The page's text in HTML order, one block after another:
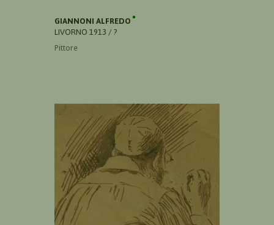
GIANNONI ALFREDO
LIVORNO 1913 / ?
Pittore